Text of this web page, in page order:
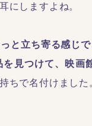
にしますよね。
と立ち寄る感じ
見つけて、映画
ちで名付けました